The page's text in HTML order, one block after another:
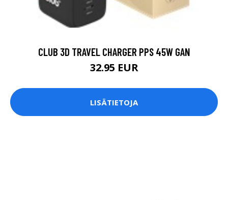
CLUB 3D TRAVEL CHARGER PPS 45W GAN
32.95 EUR
LISÄTIETOJA